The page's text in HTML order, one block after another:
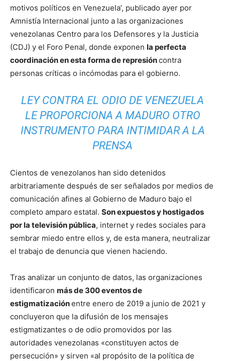
motivos políticos en Venezuela’, publicado ayer por
Amnistía Internacional junto a las organizaciones
venezolanas Centro para los Defensores y la Justicia
(CDJ) y el Foro Penal, donde exponen la perfecta
coordinación en esta forma de represióncontra
personas críticas o incómodas para el gobierno.
LEY CONTRA EL ODIO DE VENEZUELA
LE PROPORCIONA A MADURO OTRO
INSTRUMENTO PARA INTIMIDAR A LA
PRENSA
Cientos de venezolanos han sido detenidos
arbitrariamente después de ser señalados por medios de
comunicación afines al Gobierno de Maduro bajo el
completo amparo estatal. Son expuestos y hostigados
por la televisión pública, internet y redes sociales para
sembrar miedo entre ellos y, de esta manera, neutralizar
el trabajo de denuncia que vienen haciendo.
Tras analizar un conjunto de datos, las organizaciones
identificaron más de 300 eventos de
estigmatizaciónentre enero de 2019 a junio de 2021 y
concluyeron que la difusión de los mensajes
estigmatizantes o de odio promovidos por las
autoridades venezolanas «constituyen actos de
persecución» y sirven «al propósito de la política de